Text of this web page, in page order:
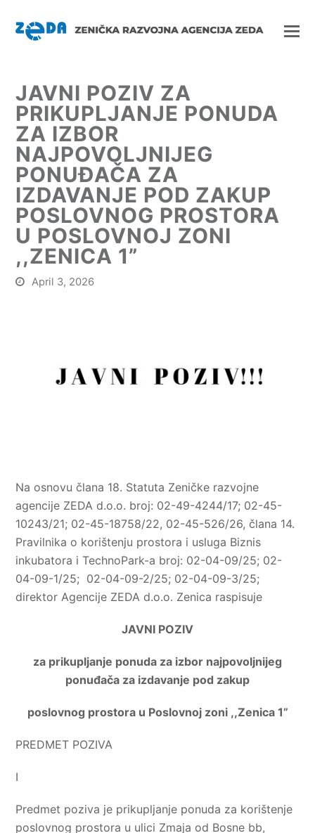
JAVNI POZIV ZA
PRIKUPLJANJE PONUDA
ZA IZBOR
NAJPOVOLJNIJEG
PONUĐAČA ZA
IZDAVANJE POD ZAKUP
POSLOVNOG PROSTORA
U POSLOVNOJ ZONI
,,ZENICA 1”
April 3, 2026
Na osnovu člana 18. Statuta Zeničke razvojne
agencije ZEDA d.o.o. broj: 02-49-4244/17; 02-45-
10243/21; 02-45-18758/22, 02-45-526/26, člana 14.
Pravilnika o korištenju prostora i usluga Biznis
inkubatora i TechnoPark-a broj: 02-04-09/25; 02-
04-09-1/25; 02-04-09-2/25; 02-04-09-3/25;
direktor Agencije ZEDA d.o.o. Zenica raspisuje
JAVNI POZIV
za prikupljanje ponuda za izbor najpovoljnijeg
ponuđača za izdavanje pod zakup
poslovnog prostora u Poslovnoj zoni ,,Zenica 1”
PREDMET POZIVA
I
Predmet poziva je prikupljanje ponuda za korištenje
poslovnog prostora u ulici Zmaja od Bosne bb,